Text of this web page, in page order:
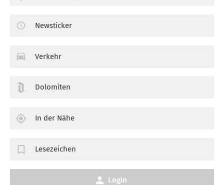
Newsticker
Verkehr
Dolomiten
In der Nähe
Lesezeichen
Login